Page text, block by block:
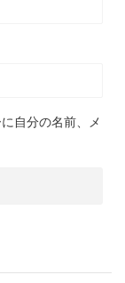
自分の名前、メ